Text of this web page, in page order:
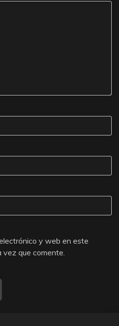
y web en este
que comente.